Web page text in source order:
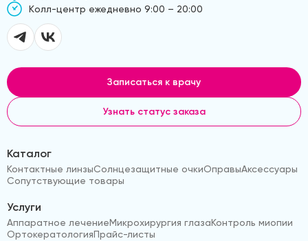
Kолл-центр ежедневно 9:00 – 20:00
Записаться к врачу
Узнать статус заказа
Каталог
Контактные линзыСолнцезащитные очкиОправыАксессуары
Сопутствующие товары
Услуги
Аппаратное лечениеМикрохирургия глазаКонтроль миопии
ОртокератологияПрайс-листы